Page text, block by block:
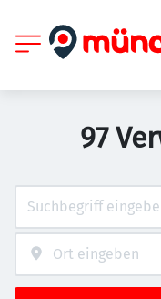
97